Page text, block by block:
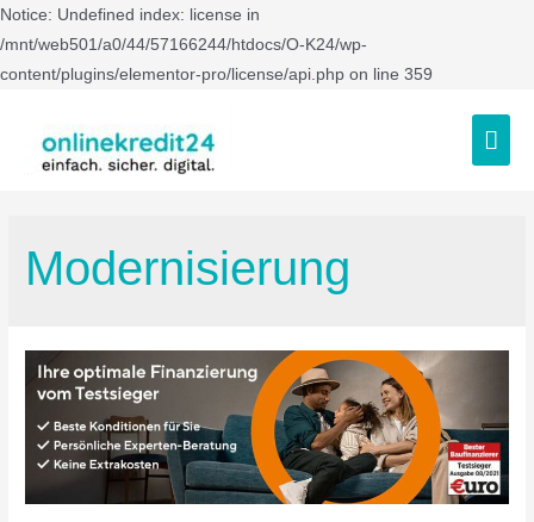
Notice: Undefined index: license in
/mnt/web501/a0/44/57166244/htdocs/O-K24/wp-
content/plugins/elementor-pro/license/api.php on line 359
Modernisierung